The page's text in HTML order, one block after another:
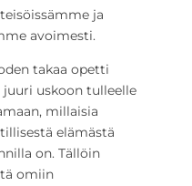
ja
avoimesti.
takaa opetti
uskoon tulleelle
millaisia
elämästä
on. Tällöin
omiin